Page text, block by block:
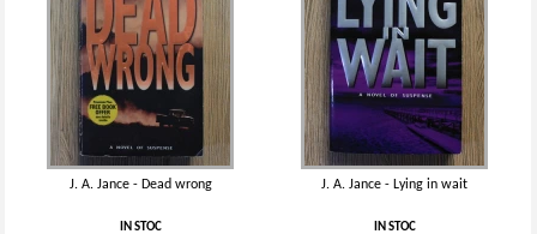
J. A. Jance - Dead wrong
IN STOC
J. A. Jance - Lying in wait
IN STOC